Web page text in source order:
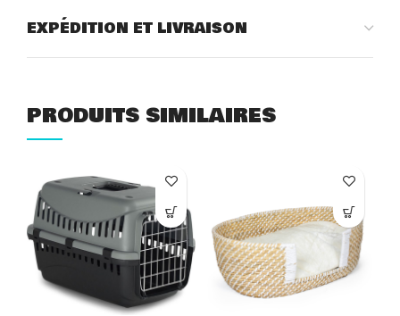
EXPÉDITION ET LIVRAISON
PRODUITS SIMILAIRES